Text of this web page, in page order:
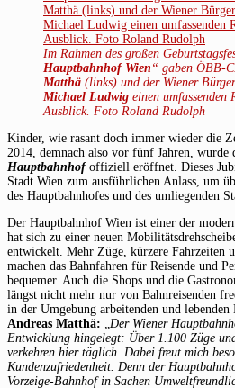
Im Rahmen des großen
Hauptbahnhof Wien “ gaben ÖBB-
Matthä (links) und der Wiener
Michael Ludwig einen umfassenden
Ausblick. Foto Roland Rudolph
Kinder, wie rasant doch immer wieder die
2014, demnach also vor fünf Jahren, wurde
Hauptbahnhofoffiziell eröffnet. Dieses
Stadt Wien zum ausführlichen Anlass, um
des Hauptbahnhofes und des umliegenden
Der Hauptbahnhof Wien ist einer der
hat sich zu einer neuen
entwickelt. Mehr Züge, kürzere Fahrzeiten
machen das Bahnfahren für Reisende und
bequemer. Auch die Shops und die
längst nicht mehr nur von Bahnreisenden
in der Umgebung arbeitenden und
Andreas Matthä:
Der Wiener
Entwicklung hingelegt: Über 1.100 Züge
verkehren hier täglich. Dabei freut mich
Kundenzufriedenheit. Denn der
Vorzeige-Bahnhof in Sachen